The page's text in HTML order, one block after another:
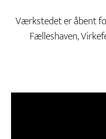
Værkstedet er åbent
Fælleshaven,